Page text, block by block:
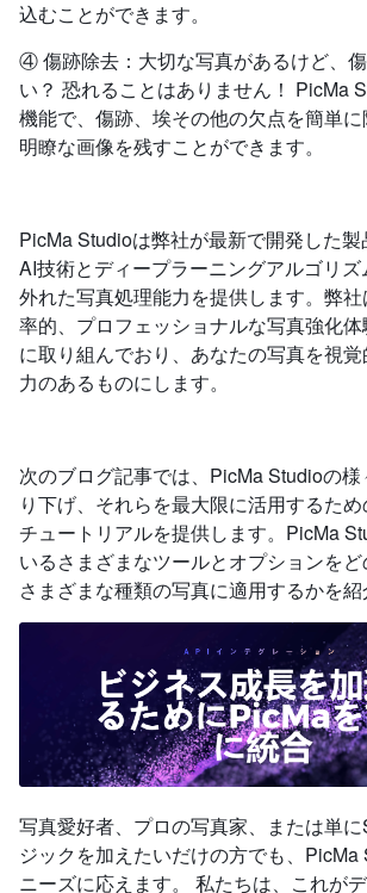
込むことができます。
④ 傷跡除去：大切な写真があるけど、
い？ 恐れることはありません！ PicMa
機能で、傷跡、埃その他の欠点を簡単
明瞭な画像を残すことができます。
PicMa Studioは弊社が最新で開発した
AI技術とディープラーニングアルゴリ
外れた写真処理能力を提供します。弊
率的、プロフェッショナルな写真強化
に取り組んでおり、あなたの写真を視
力のあるものにします。
次のブログ記事では、PicMa Studioの
り下げ、それらを最大限に活用するた
チュートリアルを提供します。PicMa
いるさまざまなツールとオプションをど
さまざまな種類の写真に適用するかを紹
写真愛好者、プロの写真家、または単
ジックを加えたいだけの方でも、
ニーズに応えます。 私たちは、これが